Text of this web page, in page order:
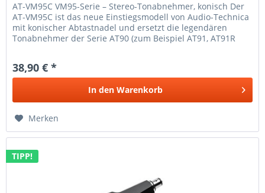
AT-VM95C VM95-Serie – Stereo-Tonabnehmer, konisch Der
AT-VM95C ist das neue Einstiegsmodell von Audio-Technica
mit konischer Abtastnadel und ersetzt die legendären
Tonabnehmer der Serie AT90 (zum Beispiel AT91, AT91R
38,90 € *
In den Warenkorb
Merken
TIPP!